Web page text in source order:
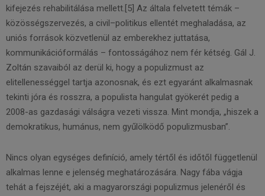
kifejezés rehabilitálása mellett.[5] Az általa felvetett témák –
közösségszervezés, a civil–politikus ellentét meghaladása, az
uniós források közvetlenül az emberekhez juttatása,
kommunikációformálás – fontosságához nem fér kétség. Gál J.
Zoltán szavaiból az derül ki, hogy a populizmust az
elitellenességgel tartja azonosnak, és ezt egyaránt alkalmasnak
tekinti jóra és rosszra, a populista hangulat gyökerét pedig a
2008-as gazdasági válságra vezeti vissza. Mint mondja, „hiszek a
demokratikus, humánus, nem gyűlölködő populizmusban”.
Nincs olyan egységes definíció, amely tértől és időtől függetlenül
alkalmas lenne e jelenség meghatározására. Nagy fába vágja
tehát a fejszéjét, aki a magyarországi populizmus jelenéről és